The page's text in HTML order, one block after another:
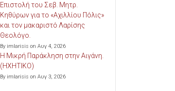
Επιστολή του Σεβ. Μητρ.
Κηθύρων για το «Αχιλλίου Πόλις»
και τον μακαριστό Λαρίσης
Θεολόγο.
By imlarisis on Αυγ 4, 2026
Η Μικρή Παράκληση στην Αιγάνη.
(ΗΧΗΤΙΚΟ)
By imlarisis on Αυγ 3, 2026